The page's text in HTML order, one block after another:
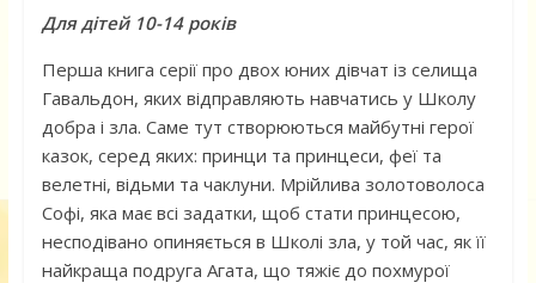
Для дітей 10-14 років
Перша книга серії про двох юних дівчат із селища
Гавальдон, яких відправляють навчатись у Школу
добра і зла. Саме тут створюються майбутні герої
казок, серед яких: принци та принцеси, феї та
велетні, відьми та чаклуни. Мрійлива золотоволоса
Софі, яка має всі задатки, щоб стати принцесою,
несподівано опиняється в Школі зла, у той час, як її
найкраща подруга Агата, що тяжіє до похмурої